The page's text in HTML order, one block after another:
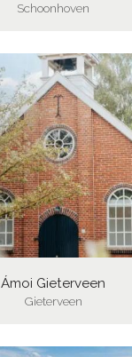
Schoonhoven
Ámoi Gieterveen
Gieterveen